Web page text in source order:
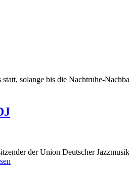
solange bis die Nachtruhe-
der Union Deutscher